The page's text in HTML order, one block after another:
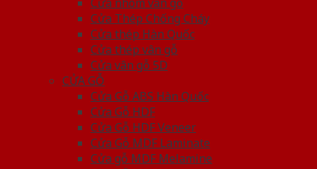
Cửa Thép Chống Cháy
Cửa thép Hàn Quốc
Cửa thép vân gỗ
Cửa vân gỗ 5D
CỬA GỖ
Cửa Gỗ ABS Hàn Quốc
Cửa Gỗ HDF
Cửa Gỗ HDF Veneer
Cửa Gỗ MDF Laminate
Cửa gỗ MDF Melamine